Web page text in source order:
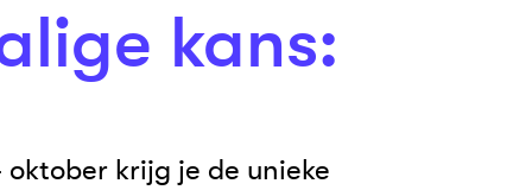
kans:
krijg je de unieke